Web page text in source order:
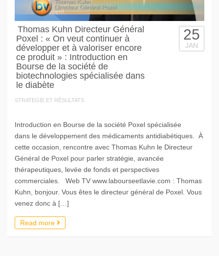
Thomas Kuhn Directeur Général
Poxel : « On veut continuer à
développer et à valoriser encore
ce produit » : Introduction en
Bourse de la société de
biotechnologies spécialisée dans
le diabète
STRATEGIE ET RÉSULTATS
25
JAN
Introduction en Bourse de la société Poxel spécialisée
dans le développement des médicaments antidiabétiques. À
cette occasion, rencontre avec Thomas Kuhn le Directeur
Général de Poxel pour parler stratégie, avancée
thérapeutiques, levée de fonds et perspectives
commerciales. Web TV www.labourseetlavie.com : Thomas
Kuhn, bonjour. Vous êtes le directeur général de Poxel. Vous
venez donc à […]
Read more